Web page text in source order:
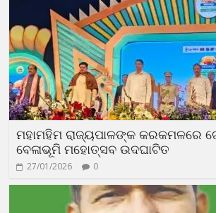
ମହାମହିମ ରାଜ୍ୟପାଳଙ୍କ କରକମଳରେ
ବେଳାଭୂମି ମହୋତ୍ସବ ଉଦଘାଟିତ
27/01/2026 0